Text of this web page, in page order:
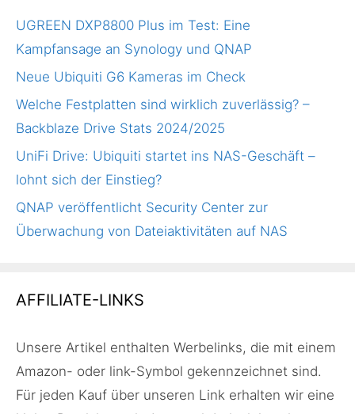
UGREEN DXP8800 Plus im Test: Eine
Kampfansage an Synology und QNAP
Neue Ubiquiti G6 Kameras im Check
Welche Festplatten sind wirklich zuverlässig? –
Backblaze Drive Stats 2024/2025
UniFi Drive: Ubiquiti startet ins NAS-Geschäft –
lohnt sich der Einstieg?
QNAP veröffentlicht Security Center zur
Überwachung von Dateiaktivitäten auf NAS
AFFILIATE-LINKS
Unsere Artikel enthalten Werbelinks, die mit einem
Amazon- oder link-Symbol gekennzeichnet sind.
Für jeden Kauf über unseren Link erhalten wir eine